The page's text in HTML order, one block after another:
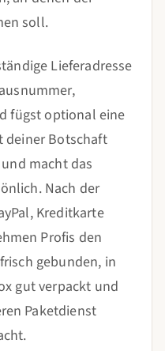
soll.
Lieferadresse
fügst optional eine
deiner Botschaft
macht das
Nach der
Kreditkarte
Profis den
gebunden, in
gut verpackt und
Paketdienst